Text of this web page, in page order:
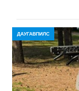
ДАУГАВПИЛС